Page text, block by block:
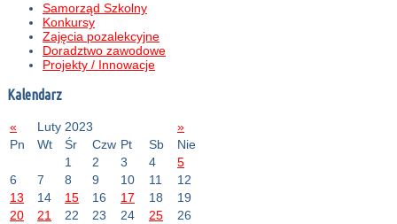
Samorząd Szkolny
Konkursy
Zajęcia pozalekcyjne
Doradztwo zawodowe
Projekty / Innowacje
Kalendarz
« Luty 2023
»
Pn
Wt Śr Czw Pt Sb
Nie
1
2 3 4
5
6
7 8 9 10 11
12
13
14 15 16 17 18
19
20
21 22 23 24 25
26